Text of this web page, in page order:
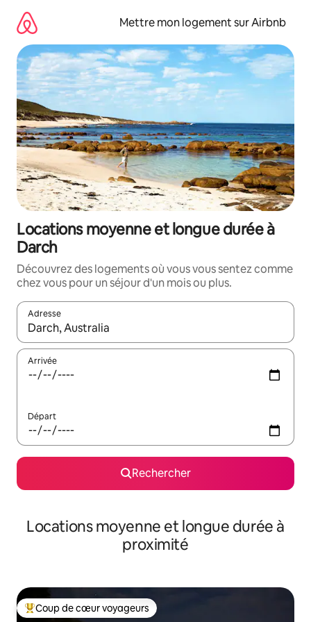
directement
contenu
Mettre mon logement sur Airbnb
Locations moyenne et longue durée à
Darch
Découvrez des logements où vous vous sentez comme
chez vous pour un séjour d'un mois ou plus.
Adresse
Lorsque les résultats s'affichent, utilisez les flèches vers le
Arrivée
Départ
Rechercher
Locations moyenne et longue durée à
proximité
Coups de cœur voyageurs les plus appréciés
Coup de cœur voyageurs